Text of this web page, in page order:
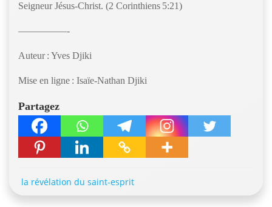
Seigneur Jésus-Christ. (2 Corinthiens 5:21)
—————-
Auteur : Yves Djiki
Mise en ligne : Isaïe-Nathan Djiki
Partagez
la révélation du saint-esprit